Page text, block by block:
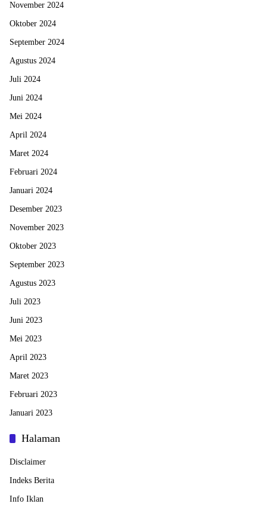
November 2024
Oktober 2024
September 2024
Agustus 2024
Juli 2024
Juni 2024
Mei 2024
April 2024
Maret 2024
Februari 2024
Januari 2024
Desember 2023
November 2023
Oktober 2023
September 2023
Agustus 2023
Juli 2023
Juni 2023
Mei 2023
April 2023
Maret 2023
Februari 2023
Januari 2023
Halaman
Disclaimer
Indeks Berita
Info Iklan